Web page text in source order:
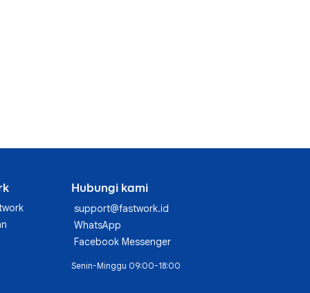
Hubungi kami
support@fastwork.id
WhatsApp
Facebook Messenger
Senin-Minggu 09:00-18:00